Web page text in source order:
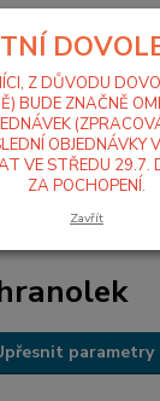
parametry
Z DŮVODU
BUDE ZNAČNĚ
OBJEDNÁVKY
VE STŘEDU 29.7.
ZA POCHOPENÍ.
Zavřít